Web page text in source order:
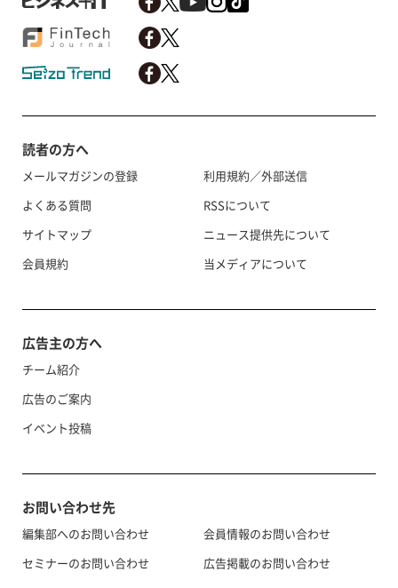
読者の方へ
メールマガジンの登録
よくある質問
サイトマップ
会員規約
利用規約／外部送信
RSSについて
ニュース提供先について
当メディアについて
広告主の方へ
チーム紹介
広告のご案内
イベント投稿
お問い合わせ先
編集部へのお問い合わせ
セミナーのお問い合わせ
会員情報のお問い合わせ
広告掲載のお問い合わせ